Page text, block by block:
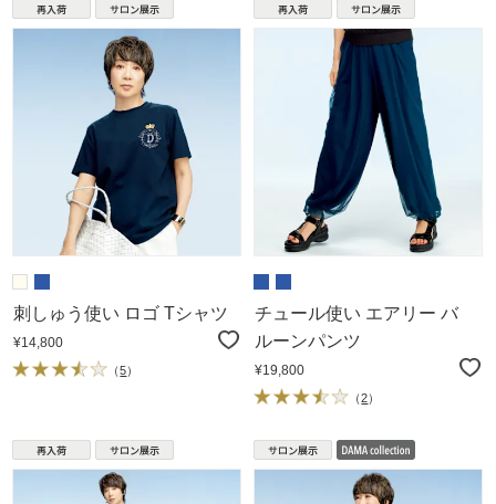
刺しゅう使い ロゴ Tシャツ
¥14,800
（5）
チュール使い エアリー バ
ルーンパンツ
¥19,800
（2）